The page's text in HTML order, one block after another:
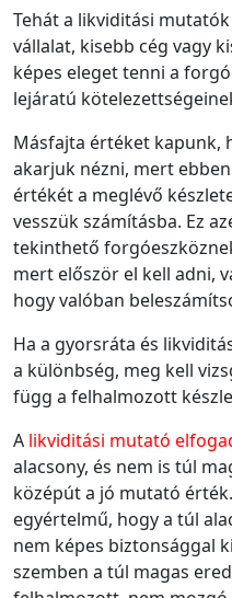
Tehát a likviditási
vállalat, kisebb cég vagy
képes eleget tenni a
lejáratú
Másfajta értéket kapunk,
akarjuk nézni, mert
értékét a meglévő
vesszük számításba. Ez
tekinthető
mert először el kell adni,
hogy valóban
Ha a gyorsráta és
a különbség, meg kell
függ a felhalmozott
A likviditási mutató
alacsony, és nem is túl
középút a jó mutató
egyértelmű, hogy a túl
nem képes biztonsággal
szemben a túl magas